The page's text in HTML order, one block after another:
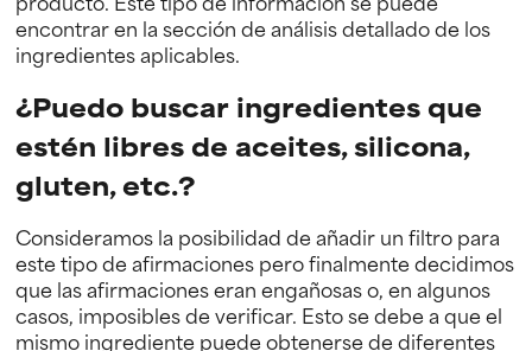
encontrar en la sección de análisis detallado de los
ingredientes aplicables.
¿Puedo buscar ingredientes que
estén libres de aceites, silicona,
gluten, etc.?
Consideramos la posibilidad de añadir un filtro para
este tipo de afirmaciones pero finalmente decidimos
que las afirmaciones eran engañosas o, en algunos
casos, imposibles de verificar. Esto se debe a que el
mismo ingrediente puede obtenerse de diferentes